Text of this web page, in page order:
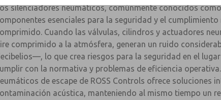
silenciadores neumáticos, comúnmente conocidos
esenciales para la seguridad y el
Cuando las válvulas, cilindros y actuadores
comprimido a la atmósfera, generan un ruido
lo que crea riesgos para la seguridad en el
con la normativa y problemas de eficiencia
de escape de ROSS Controls ofrece soluciones
acústica, manteniendo al mismo tiempo un